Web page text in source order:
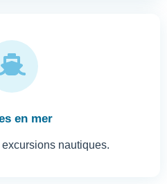
en mer
nautiques.